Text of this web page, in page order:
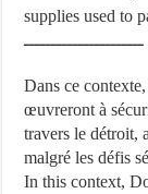
supplies used to
ــــــــــــــــــــــ
Dans ce
œuvreront à
travers le détroit,
malgré les défis
In this context,